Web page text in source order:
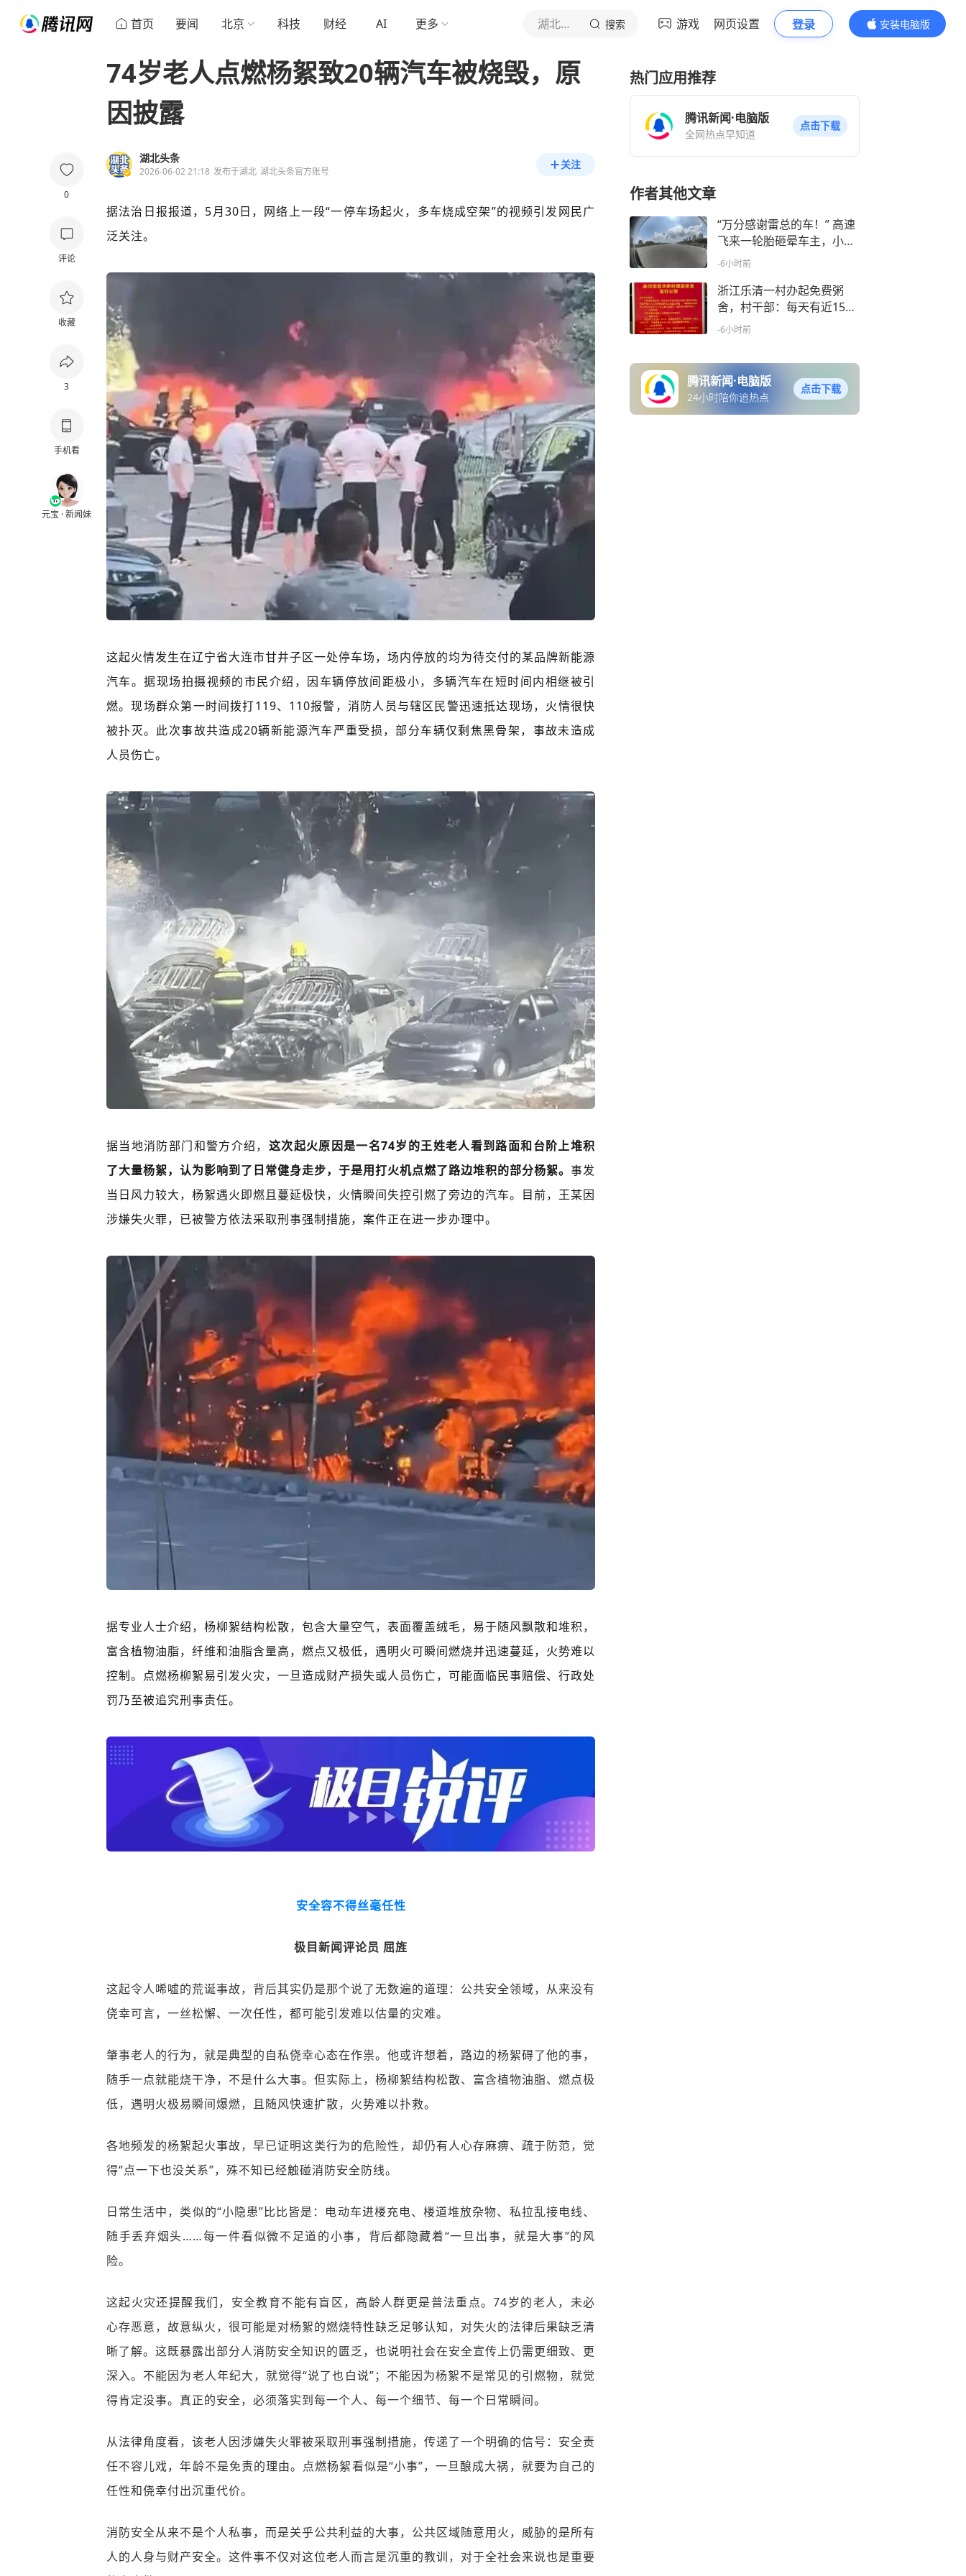
首页 要闻 北京 科技 财经 AI 更多 湖北头条 搜索 游戏 网页设置 登录
安装电脑版
内容更精彩
0
评论
收藏
3
手机看
元宝 · 新闻妹
74岁老人点燃杨絮致20辆汽车被烧毁，原
因披露
湖北头条
2026-06-02 21:18 发布于湖北 湖北头条官方账号
关注
据法治日报报道，5月30日，网络上一段“一停车场起火，多车烧成空架”的视频引发网民广
泛关注。
这起火情发生在辽宁省大连市甘井子区一处停车场，场内停放的均为待交付的某品牌新能源
汽车。据现场拍摄视频的市民介绍，因车辆停放间距极小，多辆汽车在短时间内相继被引
燃。现场群众第一时间拨打119、110报警，消防人员与辖区民警迅速抵达现场，火情很快
被扑灭。此次事故共造成20辆新能源汽车严重受损，部分车辆仅剩焦黑骨架，事故未造成
人员伤亡。
据当地消防部门和警方介绍， 这次起火原因是一名74岁的王姓老人看到路面和台阶上堆积
了大量杨絮，认为影响到了日常健身走步，于是用打火机点燃了路边堆积的部分杨絮。 事发
当日风力较大，杨絮遇火即燃且蔓延极快，火情瞬间失控引燃了旁边的汽车。目前，王某因
涉嫌失火罪，已被警方依法采取刑事强制措施，案件正在进一步办理中。
据专业人士介绍，杨柳絮结构松散，包含大量空气，表面覆盖绒毛，易于随风飘散和堆积，
富含植物油脂，纤维和油脂含量高，燃点又极低，遇明火可瞬间燃烧并迅速蔓延，火势难以
控制。点燃杨柳絮易引发火灾，一旦造成财产损失或人员伤亡，可能面临民事赔偿、行政处
罚乃至被追究刑事责任。
安全容不得丝毫任性
极目新闻评论员 屈旌
这起令人唏嘘的荒诞事故，背后其实仍是那个说了无数遍的道理：公共安全领域，从来没有
侥幸可言，一丝松懈、一次任性，都可能引发难以估量的灾难。
肇事老人的行为，就是典型的自私侥幸心态在作祟。他或许想着，路边的杨絮碍了他的事，
随手一点就能烧干净，不是什么大事。但实际上，杨柳絮结构松散、富含植物油脂、燃点极
低，遇明火极易瞬间爆燃，且随风快速扩散，火势难以扑救。
各地频发的杨絮起火事故，早已证明这类行为的危险性，却仍有人心存麻痹、疏于防范，觉
得“点一下也没关系”，殊不知已经触碰消防安全防线。
日常生活中，类似的“小隐患”比比皆是：电动车进楼充电、楼道堆放杂物、私拉乱接电线、
随手丢弃烟头……每一件看似微不足道的小事，背后都隐藏着“一旦出事，就是大事”的风
险。
这起火灾还提醒我们，安全教育不能有盲区，高龄人群更是普法重点。74岁的老人，未必
心存恶意，故意纵火，很可能是对杨絮的燃烧特性缺乏足够认知，对失火的法律后果缺乏清
晰了解。这既暴露出部分人消防安全知识的匮乏，也说明社会在安全宣传上仍需更细致、更
深入。不能因为老人年纪大，就觉得“说了也白说”；不能因为杨絮不是常见的引燃物，就觉
得肯定没事。真正的安全，必须落实到每一个人、每一个细节、每一个日常瞬间。
从法律角度看，该老人因涉嫌失火罪被采取刑事强制措施，传递了一个明确的信号：安全责
任不容儿戏，年龄不是免责的理由。点燃杨絮看似是“小事”，一旦酿成大祸，就要为自己的
任性和侥幸付出沉重代价。
消防安全从来不是个人私事，而是关乎公共利益的大事，公共区域随意用火，威胁的是所有
人的人身与财产安全。这件事不仅对这位老人而言是沉重的教训，对于全社会来说也是重要
热门应用推荐
腾讯新闻·电脑版
全网热点早知道
点击下载
作者其他文章
“万分感谢雷总的车！” 高速
飞来一轮胎砸晕车主，小米
SU7自动靠边停车拨打12
-6小时前
浙江乐清一村办起免费粥
舍，村干部：每天有近150
人去吃早餐，目的是传递邻
-6小时前
腾讯新闻·电脑版
24小时陪你追热点
点击下载